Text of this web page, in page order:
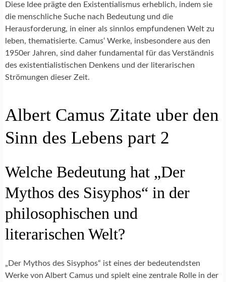
Diese Idee prägte den Existentialismus erheblich, indem sie
die menschliche Suche nach Bedeutung und die
Herausforderung, in einer als sinnlos empfundenen Welt zu
leben, thematisierte. Camus‘ Werke, insbesondere aus den
1950er Jahren, sind daher fundamental für das Verständnis
des existentialistischen Denkens und der literarischen
Strömungen dieser Zeit.
Albert Camus Zitate uber den
Sinn des Lebens part 2
Welche Bedeutung hat „Der
Mythos des Sisyphos“ in der
philosophischen und
literarischen Welt?
„Der Mythos des Sisyphos“ ist eines der bedeutendsten
Werke von Albert Camus und spielt eine zentrale Rolle in der